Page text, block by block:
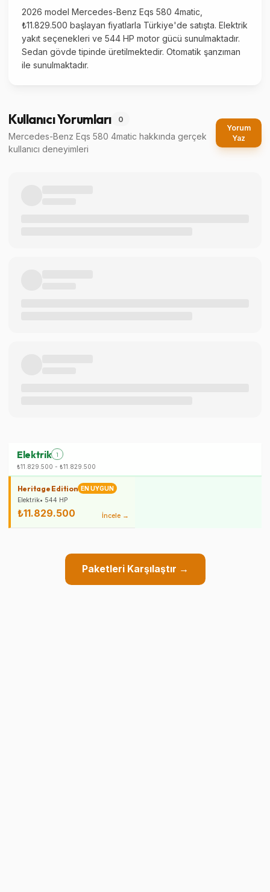
2026 model Mercedes-Benz Eqs 580 4matic,
₺11.829.500 başlayan fiyatlarla Türkiye'de satışta. Elektrik
yakıt seçenekleri ve 544 HP motor gücü sunulmaktadır.
Sedan gövde tipinde üretilmektedir. Otomatik şanzıman
ile sunulmaktadır.
Kullanıcı Yorumları 0
Mercedes-Benz Eqs 580 4matic hakkında gerçek
kullanıcı deneyimleri
Yorum
Yaz
Elektrik 1
₺11.829.500 - ₺11.829.500
Heritage Edition EN UYGUN
Elektrik• 544 HP
₺11.829.500 İncele →
Paketleri Karşılaştır →